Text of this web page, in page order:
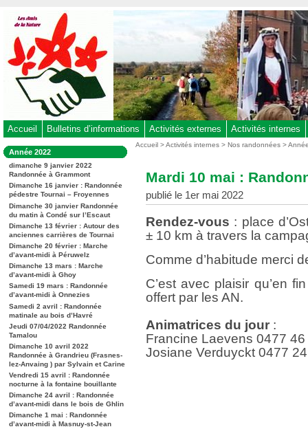
au
contenu
-
Aller
au
menu
-
à
la
recherche
Accueil Bulletins d’informations Activités externes Activités internes
Dans
la
rubrique
:
Année 2022
dimanche 9 janvier 2022
Randonnée à Grammont
Dimanche 16 janvier : Randonnée
pédestre Tournai – Froyennes
Dimanche 30 janvier Randonnée
du matin à Condé sur l’Escaut
Dimanche 13 février : Autour des
anciennes carrières de Tournai
Dimanche 20 février : Marche
d’avant-midi à Péruwelz
Dimanche 13 mars : Marche
d’avant-midi à Ghoy
Samedi 19 mars : Randonnée
d’avant-midi à Onnezies
Samedi 2 avril : Randonnée
matinale au bois d’Havré
Jeudi 07/04/2022 Randonnée
Tamalou
Dimanche 10 avril 2022
Randonnée à Grandrieu (Frasnes-
lez-Anvaing ) par Sylvain et Carine
Vendredi 15 avril : Randonnée
nocturne à la fontaine bouillante
Dimanche 24 avril : Randonnée
d’avant-midi dans le bois de Ghlin
Dimanche 1 mai : Randonnée
d’avant-midi à Masnuy-st-Jean
Vous
Accueil >Activités internes >Nos randonnées>
Mardi 10 mai :
publié le 1er mai 2022
Rendez-vous : place
± 10 km à travers la
Comme d’habitude merci
C’est avec plaisir qu’en
offert par les AN.
Animatrices du jour :
Francine Laevens 0477 46
Josiane Verduyckt 0477